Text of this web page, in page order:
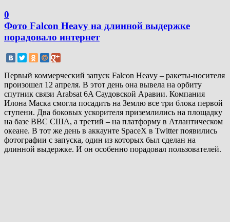
0
Фото Falcon Heavy на длинной выдержке
порадовало интернет
Первый коммерческий запуск Falcon Heavy – ракеты-носителя
произошел 12 апреля. В этот день она вывела на орбиту
спутник связи Arabsat 6A Саудовской Аравии. Компания
Илона Маска смогла посадить на Землю все три блока первой
ступени. Два боковых ускорителя приземлились на площадку
на базе ВВС США, а третий – на платформу в Атлантическом
океане. В тот же день в аккаунте SpaceX в Twitter появились
фотографии с запуска, один из которых был сделан на
длинной выдержке. И он особенно порадовал пользователей.